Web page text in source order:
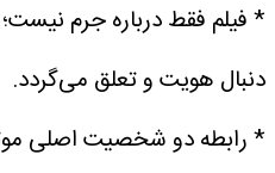
* فیلم فقط درباره جرم
دنبال هویت و تعلق می‌گردد.
* رابطه دو شخصیت اصلی